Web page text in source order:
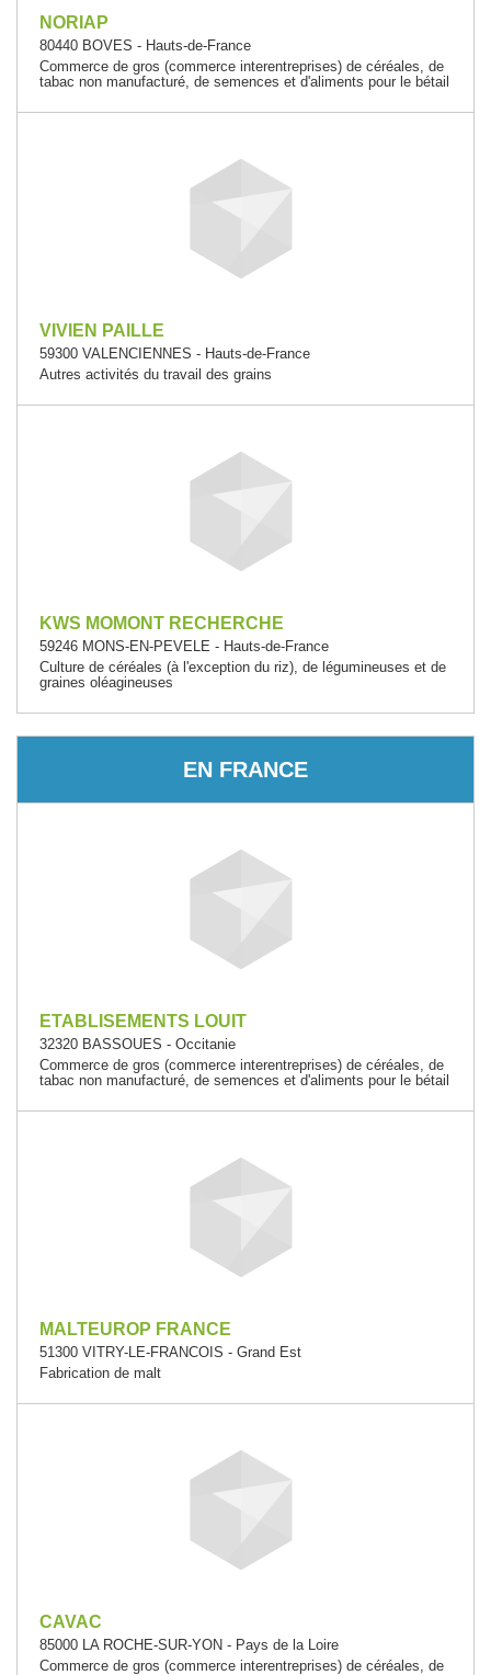
NORIAP
80440 BOVES - Hauts-de-France
Commerce de gros (commerce interentreprises) de céréales, de
tabac non manufacturé, de semences et d'aliments pour le bétail
VIVIEN PAILLE
59300 VALENCIENNES - Hauts-de-France
Autres activités du travail des grains
KWS MOMONT RECHERCHE
59246 MONS-EN-PEVELE - Hauts-de-France
Culture de céréales (à l'exception du riz), de légumineuses et de
graines oléagineuses
EN FRANCE
ETABLISEMENTS LOUIT
32320 BASSOUES - Occitanie
Commerce de gros (commerce interentreprises) de céréales, de
tabac non manufacturé, de semences et d'aliments pour le bétail
MALTEUROP FRANCE
51300 VITRY-LE-FRANCOIS - Grand Est
Fabrication de malt
CAVAC
85000 LA ROCHE-SUR-YON - Pays de la Loire
Commerce de gros (commerce interentreprises) de céréales, de